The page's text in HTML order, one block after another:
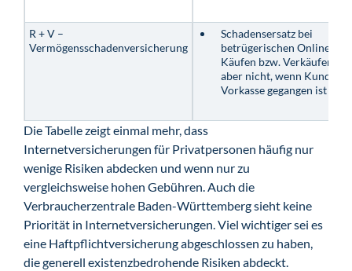
R + V –
Vermögensschadenversicherung
Schadensersatz bei
betrügerischen Online-
Käufen bzw. Verkäufen
aber nicht, wenn Kunde in
Vorkasse gegangen ist
Die Tabelle zeigt einmal mehr, dass
Internetversicherungen für Privatpersonen häufig nur
wenige Risiken abdecken und wenn nur zu
vergleichsweise hohen Gebühren. Auch die
Verbraucherzentrale Baden-Württemberg sieht keine
Priorität in Internetversicherungen. Viel wichtiger sei es
eine Haftpflichtversicherung abgeschlossen zu haben,
die generell existenzbedrohende Risiken abdeckt.